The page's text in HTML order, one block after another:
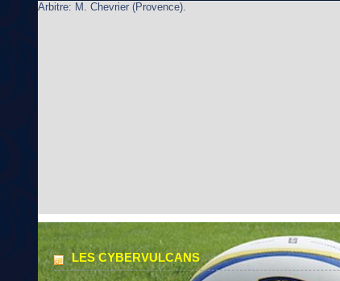
Arbitre: M. Chevrier (Provence).
LES CYBERVULCANS